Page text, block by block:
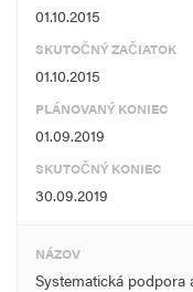
01.10.2015
SKUTOČNÝ ZAČIATOK
01.10.2015
PLÁNOVANÝ KONIEC
01.09.2019
SKUTOČNÝ KONIEC
30.09.2019
NÁZOV
Systematická